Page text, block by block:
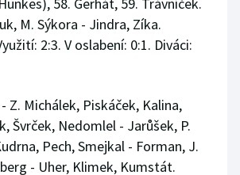
58. Gerhát, 59. Trávníček.
M. Sýkora - Jindra, Zíka.
2:3. V oslabení: 0:1. Diváci:
Z. Michálek, Piskáček, Kalina,
Švrček, Nedomlel - Jarůšek, P.
Pech, Smejkal - Forman, J.
- Uher, Klimek, Kumstát.